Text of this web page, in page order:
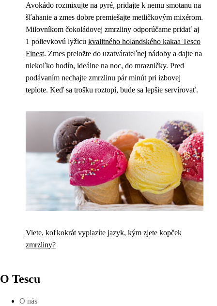
Avokádo rozmixujte na pyré, pridajte k nemu smotanu na
šľahanie a zmes dobre premiešajte metličkovým mixérom.
Milovníkom čokoládovej zmrzliny odporúčame pridať aj
1 polievkovú lyžicu kvalitného holandského kakaa Tesco
Finest. Zmes preložte do uzatvárateľnej nádoby a dajte na
niekoľko hodín, ideálne na noc, do mrazničky. Pred
podávaním nechajte zmrzlinu pár minút pri izbovej
teplote. Keď sa trošku roztopí, bude sa lepšie servírovať.
Viete, koľkokrát vyplazíte jazyk, kým zjete kopček
zmrzliny?
O Tescu
O nás